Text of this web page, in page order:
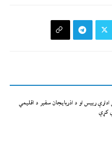
ادارې رییس او د اذربایجان سفیر د اقلیمي
کړې